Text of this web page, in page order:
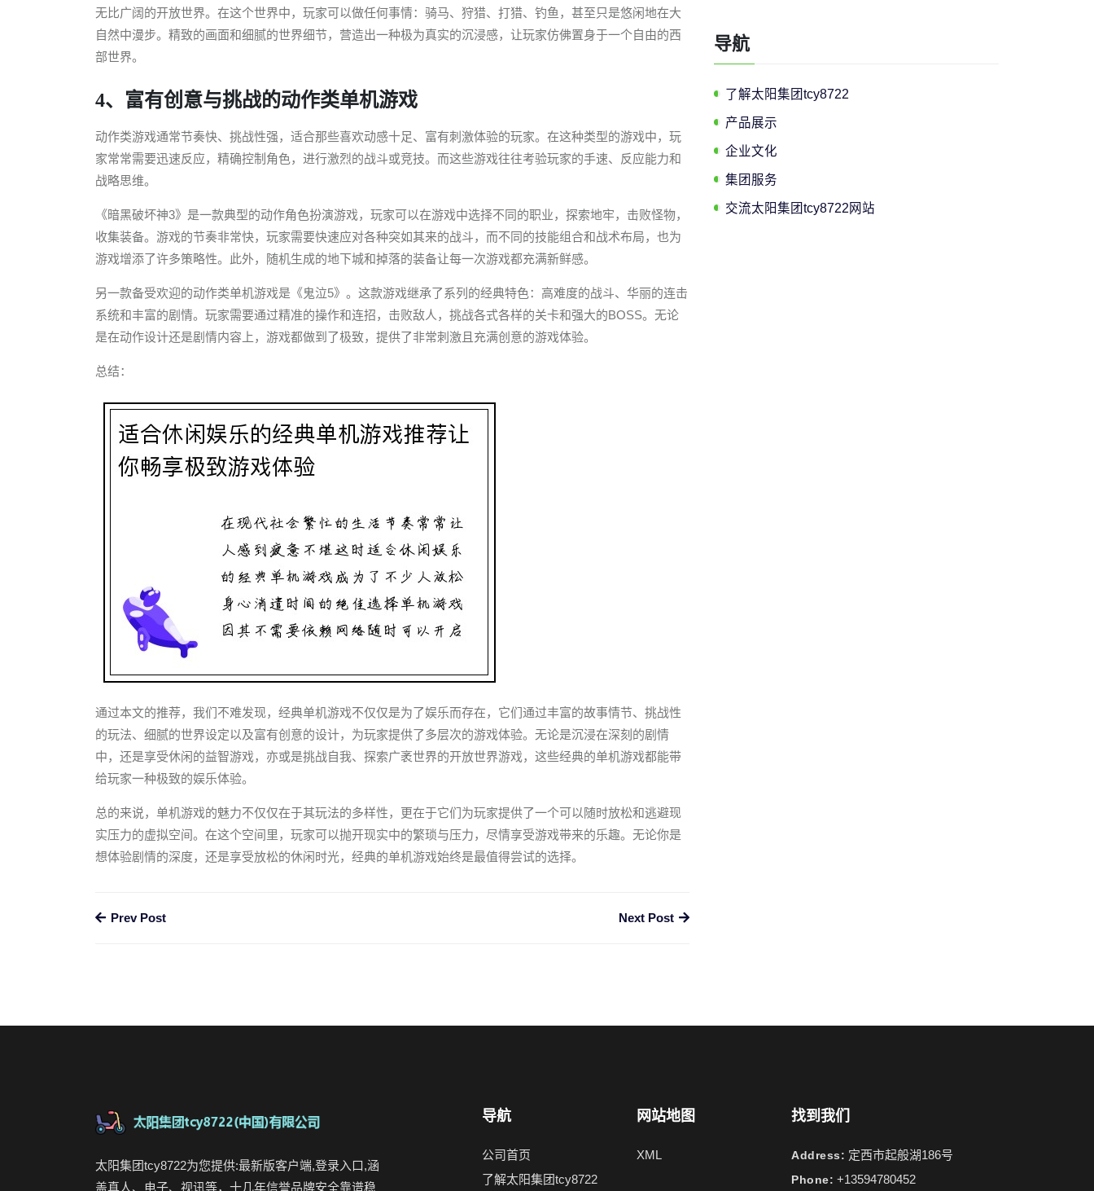
无比广阔的开放世界。在这个世界中，玩家可以做任何事情：骑马、狩猎、打猎、钓鱼，甚至只是悠闲地在大
自然中漫步。精致的画面和细腻的世界细节，营造出一种极为真实的沉浸感，让玩家仿佛置身于一个自由的西
部世界。
4、富有创意与挑战的动作类单机游戏
动作类游戏通常节奏快、挑战性强，适合那些喜欢动感十足、富有刺激体验的玩家。在这种类型的游戏中，玩
家常常需要迅速反应，精确控制角色，进行激烈的战斗或竞技。而这些游戏往往考验玩家的手速、反应能力和
战略思维。
《暗黑破坏神3》是一款典型的动作角色扮演游戏，玩家可以在游戏中选择不同的职业，探索地牢，击败怪物，
收集装备。游戏的节奏非常快，玩家需要快速应对各种突如其来的战斗，而不同的技能组合和战术布局，也为
游戏增添了许多策略性。此外，随机生成的地下城和掉落的装备让每一次游戏都充满新鲜感。
另一款备受欢迎的动作类单机游戏是《鬼泣5》。这款游戏继承了系列的经典特色：高难度的战斗、华丽的连击
系统和丰富的剧情。玩家需要通过精准的操作和连招，击败敌人，挑战各式各样的关卡和强大的BOSS。无论
是在动作设计还是剧情内容上，游戏都做到了极致，提供了非常刺激且充满创意的游戏体验。
总结：
通过本文的推荐，我们不难发现，经典单机游戏不仅仅是为了娱乐而存在，它们通过丰富的故事情节、挑战性
的玩法、细腻的世界设定以及富有创意的设计，为玩家提供了多层次的游戏体验。无论是沉浸在深刻的剧情
中，还是享受休闲的益智游戏，亦或是挑战自我、探索广袤世界的开放世界游戏，这些经典的单机游戏都能带
给玩家一种极致的娱乐体验。
总的来说，单机游戏的魅力不仅仅在于其玩法的多样性，更在于它们为玩家提供了一个可以随时放松和逃避现
实压力的虚拟空间。在这个空间里，玩家可以抛开现实中的繁琐与压力，尽情享受游戏带来的乐趣。无论你是
想体验剧情的深度，还是享受放松的休闲时光，经典的单机游戏始终是最值得尝试的选择。
Prev Post Next Post
导航
了解太阳集团tcy8722
产品展示
企业文化
集团服务
交流太阳集团tcy8722网站
太阳集团tcy8722为您提供:最新版客户端,登录入口,涵
盖真人、电子、视讯等，十几年信誉品牌安全靠谱稳
导航
公司首页
了解太阳集团tcy8722
网站地图
XML
找到我们
Address: 定西市起般湖186号
Phone: +13594780452